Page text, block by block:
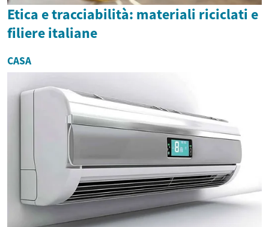
Etica e tracciabilità: materiali riciclati e
filiere italiane
CASA